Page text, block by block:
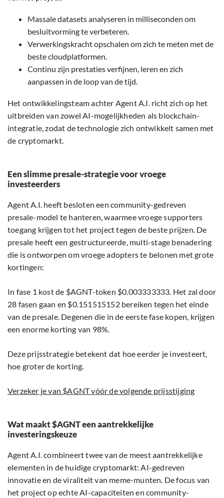
Massale datasets analyseren in milliseconden om
besluitvorming te verbeteren.
Verwerkingskracht opschalen om zich te meten met de
beste cloudplatformen.
Continu zijn prestaties verfijnen, leren en zich
aanpassen in de loop van de tijd.
Het ontwikkelingsteam achter Agent A.I. richt zich op het
uitbreiden van zowel AI-mogelijkheden als blockchain-
integratie, zodat de technologie zich ontwikkelt samen met
de cryptomarkt.
Een slimme presale-strategie voor vroege
investeerders
Agent A.I. heeft besloten een community-gedreven
presale-model te hanteren, waarmee vroege supporters
toegang krijgen tot het project tegen de beste prijzen. De
presale heeft een gestructureerde, multi-stage benadering
die is ontworpen om vroege adopters te belonen met grote
kortingen:
In fase 1 kost de $AGNT-token $0.003333333. Het zal door
28 fasen gaan en $0.151515152 bereiken tegen het einde
van de presale. Degenen die in de eerste fase kopen, krijgen
een enorme korting van 98%.
Deze prijsstrategie betekent dat hoe eerder je investeert,
hoe groter de korting.
Verzeker je van $AGNT vóór de volgende prijsstijging
Wat maakt $AGNT een aantrekkelijke
investeringskeuze
Agent A.I. combineert twee van de meest aantrekkelijke
elementen in de huidige cryptomarkt: AI-gedreven
innovatie en de viraliteit van meme-munten. De focus van
het project op echte AI-capaciteiten en community-